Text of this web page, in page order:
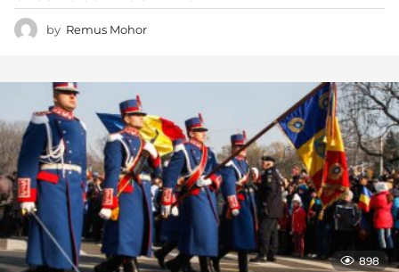
by Remus Mohor
898